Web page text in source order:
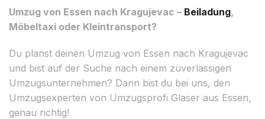
Umzug von Essen nach Kragujevac – Beiladung,
Möbeltaxi oder Kleintransport?
Du planst deinen Umzug von Essen nach Kragujevac
und bist auf der Suche nach einem zuverlässigen
Umzugsunternehmen? Dann bist du bei uns, den
Umzugsexperten von Umzugsprofi Glaser aus Essen,
genau richtig!